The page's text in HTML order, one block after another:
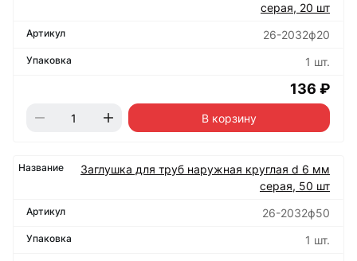
серая, 20 шт
26-2032ф20
1 шт.
136 ₽
В корзину
Заглушка для труб наружная круглая d 6 мм
серая, 50 шт
26-2032ф50
1 шт.